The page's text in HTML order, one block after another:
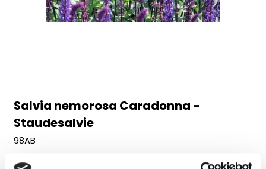
Salvia nemorosa Caradonna -
Staudesalvie
98AB